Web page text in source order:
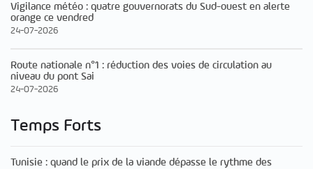
Vigilance météo : quatre gouvernorats du Sud-ouest en alerte
orange ce vendred
24-07-2026
Route nationale n°1 : réduction des voies de circulation au
niveau du pont Sai
24-07-2026
Temps Forts
Tunisie : quand le prix de la viande dépasse le rythme des